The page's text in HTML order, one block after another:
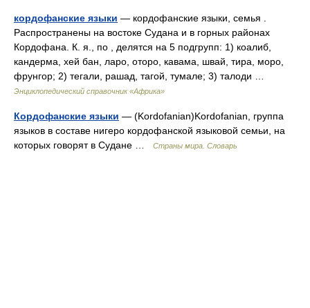
кордофанские языки — кордофанские языки, семья .
Распространены на востоке Судана и в горных районах
Кордофана. К. я., по , делятся на 5 подгрупп: 1) коалиб,
кандерма, хей бан, ларо, оторо, кавама, швай, тира, моро,
фрунгор; 2) тегали, рашад, тагой, тумале; 3) талоди …
Энциклопедический справочник «Африка»
Кордофанские языки — (Kordofanian)Kordofanian, группа
языков в составе нигеро кордофанской языковой семьи, на
которых говорят в Судане …
Страны мира. Словарь